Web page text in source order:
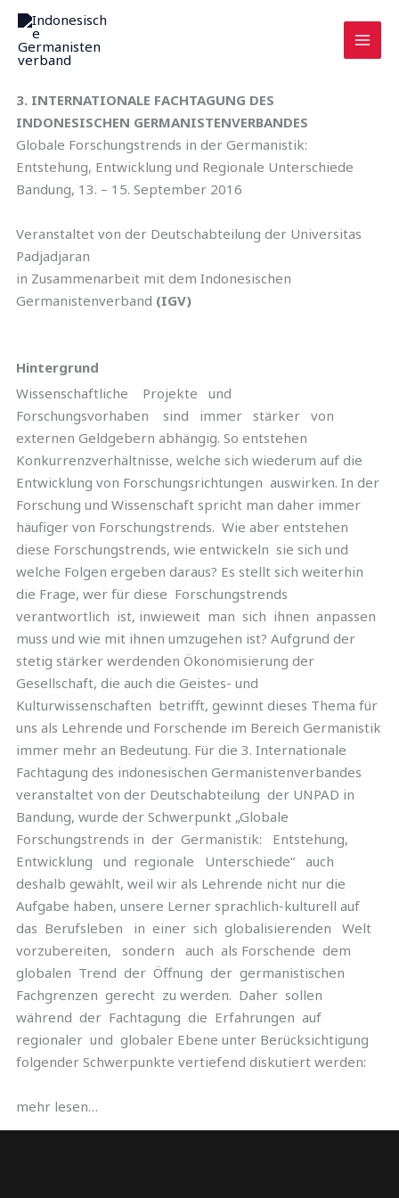
Zum
Inhalt
springen
3. INTERNATIONALE FACHTAGUNG DES
INDONESISCHEN GERMANISTENVERBANDES
Globale Forschungstrends in der Germanistik:
Entstehung, Entwicklung und Regionale Unterschiede
Bandung, 13. – 15. September 2016
Veranstaltet von der Deutschabteilung der Universitas
Padjadjaran
in Zusammenarbeit mit dem Indonesischen
Germanistenverband (IGV)
Hintergrund
Wissenschaftliche Projekte und
Forschungsvorhaben sind immer stärker von
externen Geldgebern abhängig. So entstehen
Konkurrenzverhältnisse, welche sich wiederum auf die
Entwicklung von Forschungsrichtungen auswirken. In der
Forschung und Wissenschaft spricht man daher immer
häufiger von Forschungstrends. Wie aber entstehen
diese Forschungstrends, wie entwickeln sie sich und
welche Folgen ergeben daraus? Es stellt sich weiterhin
die Frage, wer für diese Forschungstrends
verantwortlich ist, inwieweit man sich ihnen anpassen
muss und wie mit ihnen umzugehen ist? Aufgrund der
stetig stärker werdenden Ökonomisierung der
Gesellschaft, die auch die Geistes- und
Kulturwissenschaften betrifft, gewinnt dieses Thema für
uns als Lehrende und Forschende im Bereich Germanistik
immer mehr an Bedeutung. Für die 3. Internationale
Fachtagung des indonesischen Germanistenverbandes
veranstaltet von der Deutschabteilung der UNPAD in
Bandung, wurde der Schwerpunkt „Globale
Forschungstrends in der Germanistik: Entstehung,
Entwicklung und regionale Unterschiede“ auch
deshalb gewählt, weil wir als Lehrende nicht nur die
Aufgabe haben, unsere Lerner sprachlich-kulturell auf
das Berufsleben in einer sich globalisierenden Welt
vorzubereiten, sondern auch als Forschende dem
globalen Trend der Öffnung der germanistischen
Fachgrenzen gerecht zu werden. Daher sollen
während der Fachtagung die Erfahrungen auf
regionaler und globaler Ebene unter Berücksichtigung
folgender Schwerpunkte vertiefend diskutiert werden:
mehr lesen…